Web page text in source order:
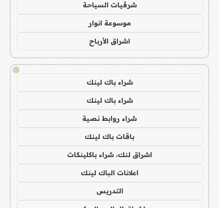
شرقيات السياحة
موسوعة انوار
اشراق الأرباح
!
شراء باك لينك
شراء باك لينك
شراء روابط نصية
باقات باك لينك
اشراق لنك، شراء باكلينكات
اعلانات الباك لينك
التدريس